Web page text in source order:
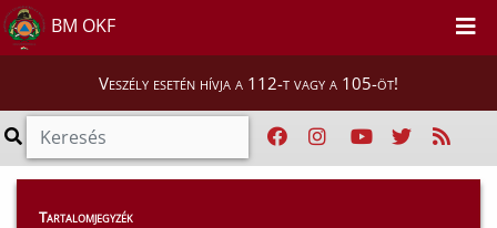
BM OKF
Veszély esetén hívja a 112-t vagy a 105-öt!
Szakmai tájékoztatók
Tartalomjegyzék